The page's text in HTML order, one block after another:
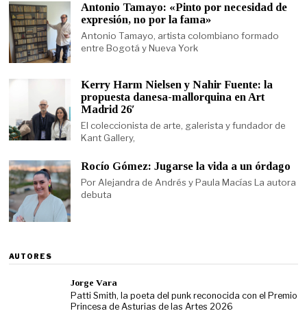
Antonio Tamayo: «Pinto por necesidad de
expresión, no por la fama»
Antonio Tamayo, artista colombiano formado
entre Bogotá y Nueva York
Kerry Harm Nielsen y Nahir Fuente: la
propuesta danesa-mallorquina en Art
Madrid 26′
El coleccionista de arte, galerista y fundador de
Kant Gallery,
Rocío Gómez: Jugarse la vida a un órdago
Por Alejandra de Andrés y Paula Macías La autora
debuta
AUTORES
Jorge Vara
Patti Smith, la poeta del punk reconocida con el Premio
Princesa de Asturias de las Artes 2026